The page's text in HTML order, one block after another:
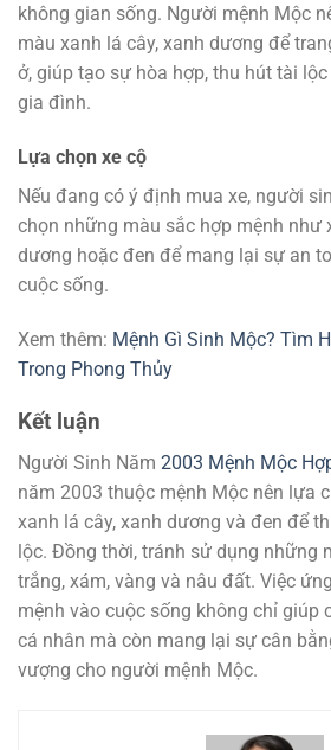
không gian sống. Người mệnh Mộc
màu xanh lá cây, xanh dương để
ở, giúp tạo sự hòa hợp, thu hút tài
gia đình.
Lựa chọn xe cộ
Nếu đang có ý định mua xe, người
chọn những màu sắc hợp mệnh như
dương hoặc đen để mang lại sự an
cuộc sống.
Xem thêm: Mệnh Gì Sinh Mộc? Tìm
Trong Phong Thủy
Kết luận
Người Sinh Năm 2003 Mệnh Mộc
năm 2003 thuộc mệnh Mộc nên lựa
xanh lá cây, xanh dương và đen để
lộc. Đồng thời, tránh sử dụng những
trắng, xám, vàng và nâu đất. Việc
mệnh vào cuộc sống không chỉ giúp
cá nhân mà còn mang lại sự cân
vượng cho người mệnh Mộc.